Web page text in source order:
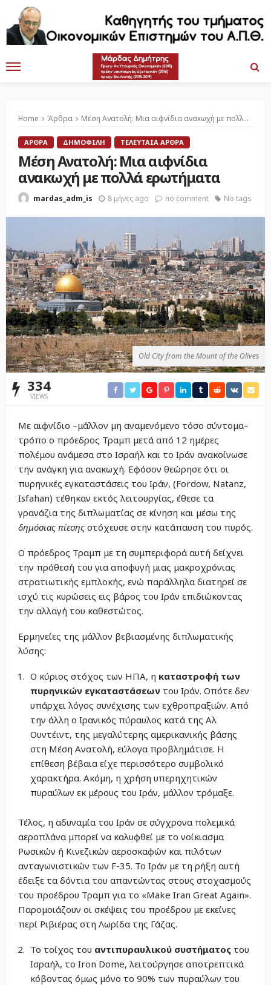
Home Άρθρα Μέση Ανατολή: Μια αιφνίδια ανακωχή με πολλά ερωτήματα
ΆΡΘΡΑ ΔΗΜΟΦΙΛΉ ΤΕΛΕΥΤΑΊΑ ΆΡΘΡΑ
Μέση Ανατολή: Μια αιφνίδια
ανακωχή με πολλά ερωτήματα
mardas_adm_is 8 μήνες ago no comment No tags
Old City from the Mount of the Olives
334
VIEWS
Με αιφνίδιο –μάλλον μη αναμενόμενο τόσο σύντομα–
τρόπο ο πρόεδρος Τραμπ μετά από 12 ημέρες
πολέμου ανάμεσα στο Ισραήλ και το Ιράν ανακοίνωσε
την ανάγκη για ανακωχή. Εφόσον θεώρησε ότι οι
πυρηνικές εγκαταστάσεις του Ιράν, (Fordow, Natanz,
Isfahan) τέθηκαν εκτός λειτουργίας, έθεσε τα
γρανάζια της διπλωματίας σε κίνηση και μέσω της
δημόσιας πίεσης στόχευσε στην κατάπαυση του πυρός.
Ο πρόεδρος Τραμπ με τη συμπεριφορά αυτή δείχνει
την πρόθεσή του για αποφυγή μιας μακροχρόνιας
στρατιωτικής εμπλοκής, ενώ παράλληλα διατηρεί σε
ισχύ τις κυρώσεις εις βάρος του Ιράν επιδιώκοντας
την αλλαγή του καθεστώτος.
Ερμηνείες της μάλλον βεβιασμένης διπλωματικής
λύσης:
Ο κύριος στόχος των ΗΠΑ, η καταστροφή των
πυρηνικών εγκαταστάσεων του Ιράν. Οπότε δεν
υπάρχει λόγος συνέχισης των εχθροπραξιών. Από
την άλλη ο Ιρανικός πύραυλος κατά της Αλ
Ουντέιντ, της μεγαλύτερης αμερικανικής βάσης
στη Μέση Ανατολή, εύλογα προβλημάτισε. Η
επίθεση βέβαια είχε περισσότερο συμβολικό
χαρακτήρα. Ακόμη, η χρήση υπερηχητικών
πυραύλων εκ μέρους του Ιράν, μάλλον τρόμαξε.
Τέλος, η αδυναμία του Ιράν σε σύγχρονα πολεμικά
αεροπλάνα μπορεί να καλυφθεί με το νοίκιασμα
Ρωσικών ή Κινεζικών αεροσκαφών και πιλότων
ανταγωνιστικών των F-35. Το Ιράν με τη ρήξη αυτή
έδειξε τα δόντια του απαντώντας στους στοχασμούς
του προέδρου Τραμπ για το «Make Iran Great Again».
Παρομοιάζουν οι σκέψεις του προέδρου με εκείνες
περί Ριβιέρας στη Λωρίδα της Γάζας.
Το τοίχος του αντιπυραυλικού συστήματος του
Ισραήλ, το Iron Dome, λειτούργησε αποτρεπτικά
κόβοντας όμως μόνο το 90% των πυραύλων του